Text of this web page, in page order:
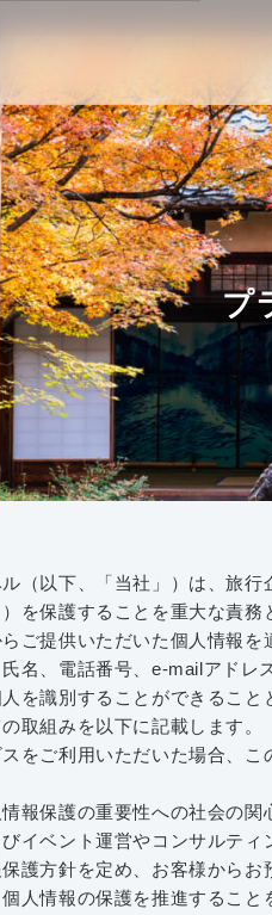
プ
（以下、「当社」）は、旅
を保護することを重大な責
ご提供いただいた個人情報
名、電話番号、e-mailアドレ
を識別することができること
取組みを以下に記載します。
をご利用いただいた場合、
報保護の重要性への社会の関
イベント運営やコンサルティ
護方針を定め、お客様からお
人情報の保護を推進すること